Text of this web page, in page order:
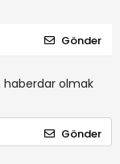
Gönder
haberdar olmak
Gönder